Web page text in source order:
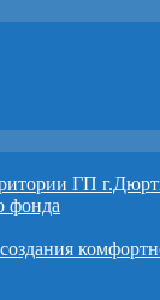
ГП
фонда